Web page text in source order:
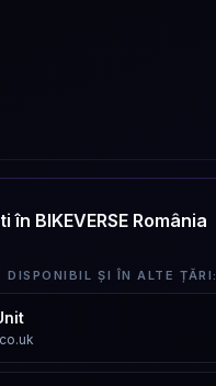
în BIKEVERSE România
DISPONIBIL ȘI ÎN ALTE ȚĂRI: